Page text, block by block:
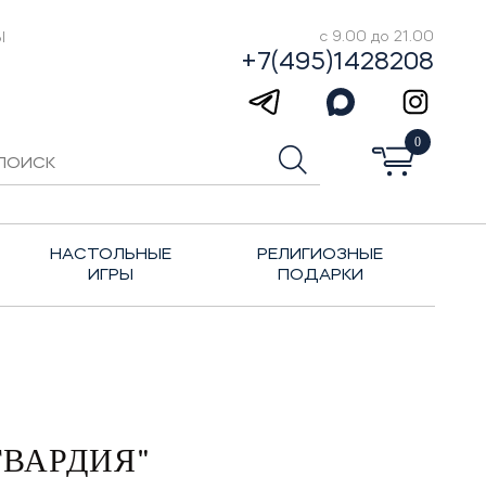
с 9.00 до 21.00
+7(495)1428208
0
НАСТОЛЬНЫЕ
ИГРЫ
РЕЛИГИОЗНЫЕ
ПОДАРКИ